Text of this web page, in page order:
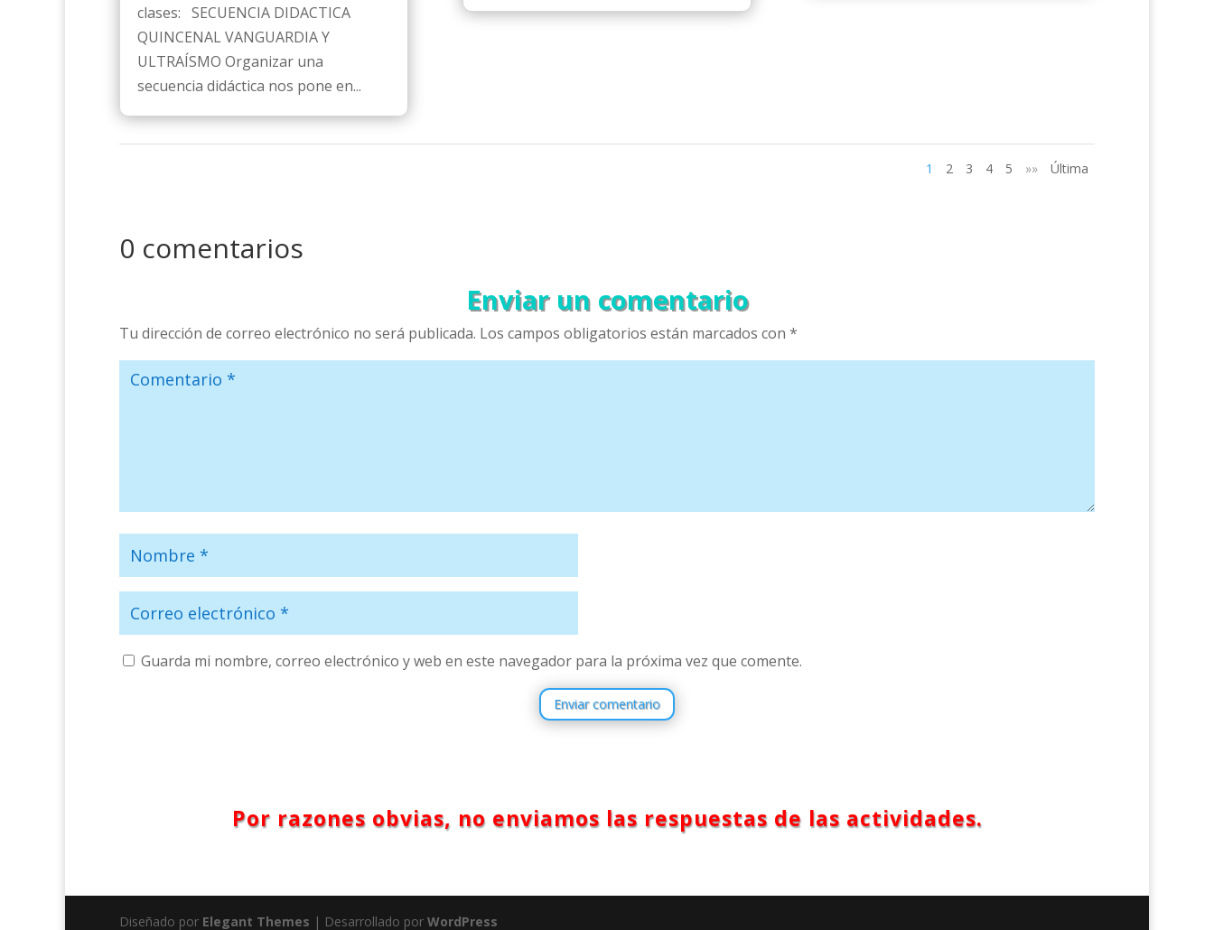
clases: SECUENCIA DIDACTICA
QUINCENAL VANGUARDIA Y
ULTRAÍSMO Organizar una
secuencia didáctica nos pone en...
1 2 3 4 5 »» Última
0 comentarios
Enviar un comentario
Tu dirección de correo electrónico no será publicada. Los campos obligatorios están marcados con *
Guarda mi nombre, correo electrónico y web en este navegador para la próxima vez que comente.
Enviar comentario
Por razones obvias, no enviamos las respuestas de las actividades.
Diseñado por Elegant Themes | Desarrollado por WordPress